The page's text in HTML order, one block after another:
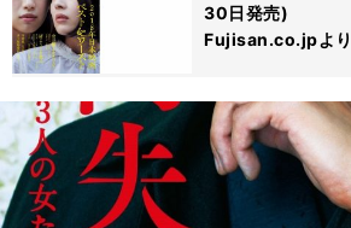
30日発売)
Fujisan.co.jpより